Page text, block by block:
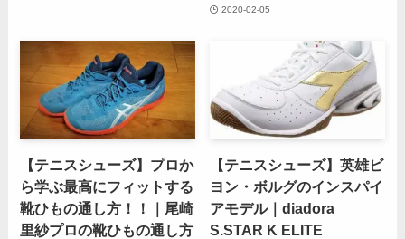
2020-02-05
【テニスシューズ】プロか
ら学ぶ最高にフィットする
靴ひもの通し方！！｜尾崎
里紗プロの靴ひもの通し方
【テニスシューズ】英雄ビ
ヨン・ボルグのインスパイ
アモデル｜diadora
S.STAR K ELITE